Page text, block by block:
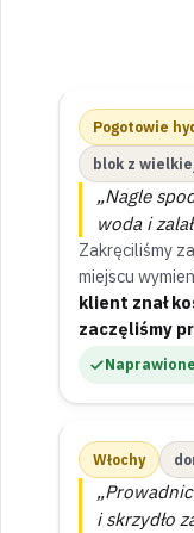
Pogotowie
blok z
„Nagle
woda i
Zakręciliśmy
miejscu
klient znał
zaczęliśmy
Naprawione
Włochy
i skrzydło